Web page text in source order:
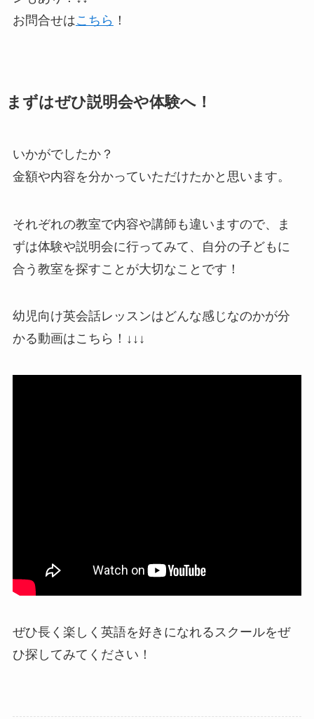
お問合せはこちら ！
まずはぜひ説明会や体験へ！
いかがでしたか？
金額や内容を分かっていただけたかと思います。
それぞれの教室で内容や講師も違いますので、ま
ずは体験や説明会に行ってみて、自分の子どもに
合う教室を探すことが大切なことです！
幼児向け英会話レッスンはどんな感じなのかが分
かる動画はこちら！↓↓↓
ぜひ長く楽しく英語を好きになれるスクールをぜ
ひ探してみてください！